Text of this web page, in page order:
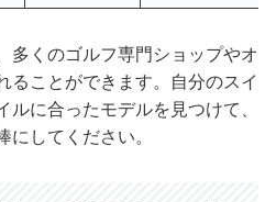
多くのゴルフ専門ショップやオ
ることができます。自分のスイ
ルに合ったモデルを見つけて、
にしてください。